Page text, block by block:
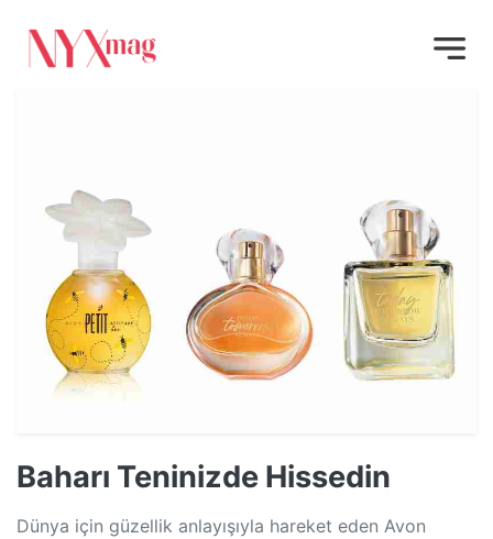
Baharı Teninizde Hissedin
Dünya için güzellik anlayışıyla hareket eden Avon